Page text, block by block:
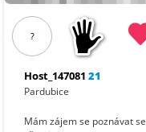
?
Host_147081 21
Pardubice
Mám zájem se poznávat se